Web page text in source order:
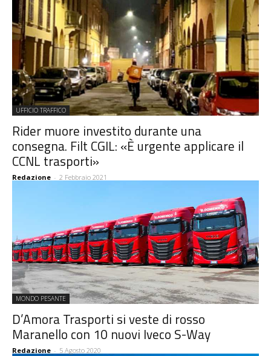
UFFICIO TRAFFICO
Rider muore investito durante una
consegna. Filt CGIL: «È urgente applicare il
CCNL trasporti»
Redazione - 2 Febbraio 2021
MONDO PESANTE
D’Amora Trasporti si veste di rosso
Maranello con 10 nuovi Iveco S-Way
Redazione - 5 Agosto 2020